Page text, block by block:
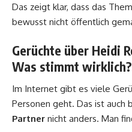
Das zeigt klar, dass das
bewusst nicht öffentlich
Gerüchte über Heidi
Was stimmt wirklich?
Im Internet gibt es viele
Personen geht. Das ist auch
Partner nicht anders. Man